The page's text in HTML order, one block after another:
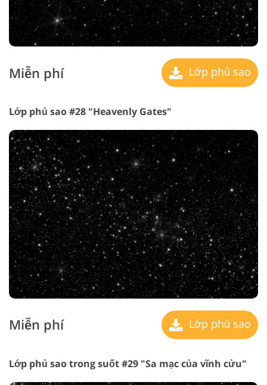
Miễn phí Lớp phủ sao
Lớp phủ sao #28 "Heavenly Gates"
Miễn phí Lớp phủ sao
Lớp phủ sao trong suốt #29 "Sa mạc của vĩnh cửu"